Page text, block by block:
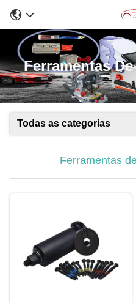
Ferramentas
Todas as categorias
Ferramentas